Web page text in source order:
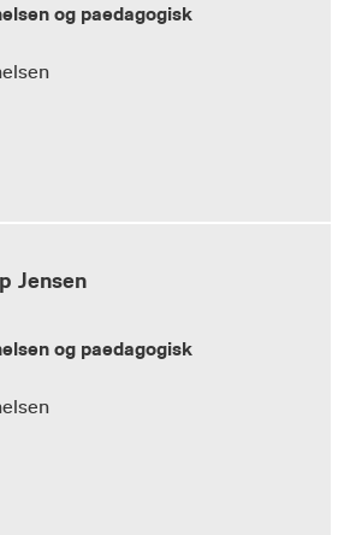
og paedagogisk
Jensen
og paedagogisk